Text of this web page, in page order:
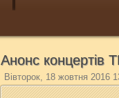
Анонс концертів
Вівторок, 18 жовтня 2016